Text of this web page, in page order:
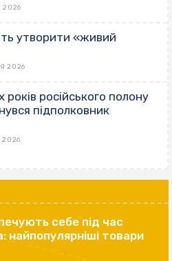
2026
утворити «живий
2026
російського полону
підполковник
2026
себе під час
найпопулярніші товари